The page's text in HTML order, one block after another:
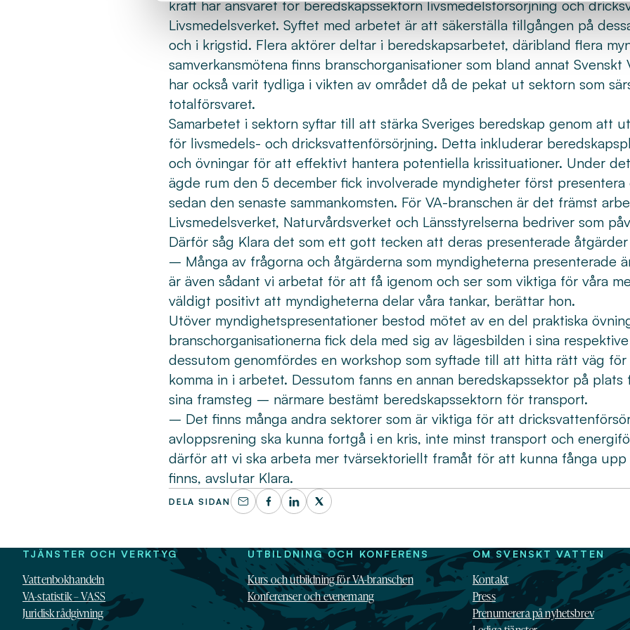
kraft har ansvaret för beredskapssektorn livsmedelsförsörjning och
Livsmedelsverket. Syftet med arbetet är att säkerställa tillgången på
och i krigstid. Flera aktörer deltar i beredskapsarbetet, däribland flera
samverkansmötena finns branschorganisationer som bland annat Svenskt
har också varit tydliga i vikten av området då de pekat ut sektorn som
totalförsvaret.
Samarbetet i sektorn syftar till att stärka Sveriges beredskap genom att
för livsmedels- och dricksvattenförsörjning. Detta inkluderar
och övningar för att effektivt hantera potentiella krissituationer. Under
ägde rum den 5 december fick involverade myndigheter först
sedan den senaste sammankomsten. För VA-branschen är det främst
Livsmedelsverket, Naturvårdsverket och Länsstyrelserna bedriver som
Därför såg Klara det som ett gott tecken att deras presenterade
– Många av frågorna och åtgärderna som myndigheterna presenterade
är även sådant vi arbetat för att få igenom och ser som viktiga för våra
väldigt positivt att myndigheterna delar våra tankar, berättar hon.
Utöver myndighetspresentationer bestod mötet av en del praktiska
branschorganisationerna fick dela med sig av lägesbilden i sina
dessutom genomfördes en workshop som syftade till att hitta rätt väg
komma in i arbetet. Dessutom fanns en annan beredskapssektor på
sina framsteg – närmare bestämt beredskapssektorn för transport.
– Det finns många andra sektorer som är viktiga för att
avloppsrening ska kunna fortgå i en kris, inte minst transport och
därför att vi ska arbeta mer tvärsektoriellt framåt för att kunna fånga
finns, avslutar Klara.
DELA SIDAN
TJÄNSTER OCH VERKTYG
Vattenbokhandeln
VA-statistik – VASS
Juridisk rådgivning
UTBILDNING OCH KONFERENS
Kurs och utbildning för VA-branschen
Konferenser och evenemang
OM SVENSKT VATTEN
Kontakt
Press
Prenumerera på nyhetsbrev